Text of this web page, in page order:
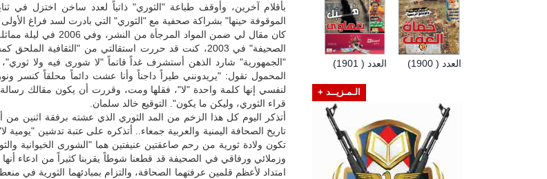
بأقلام آخرين، وأوقف طباعة "الثوري" ذاتياً لعدد ساخن اختزل في
الموقوفة حينها" بشراكة صحفية مع "الثوري" التي بادرت لسد فراغ
كان مقال لي ضمن المواد
الصحيفة" في 2003، كنت قد حررت استقالتي من "الثقافية
"الجمهورية" شارد الذهن أستشرف غداً قاتماً "لا شورى فيه ولا
المحمول تقول: "يريدونني طيراً داجناً وأنا عشت دائماً محلقاً كنسر
لنفسي إنها كلمة واحدة "لا"، فقلها ومت، وقررت أن يكون مقالك
قراء الثوري، وليكن ما يكون". التوقيع خالد سلمان.
أتذكر اليوم كل هذا الزخم من المد الثوري الذي عشته برفقة اثنين
تاريخ الصحافة اليمنية والعربية جمعاء.. أتذكره على عتبة تدشين "يومية
تكون ولادة ثورية من رحم صاعقتين عنيفتين هما "الشورى الخيوانية
وزملائي ورفاقي في الصحيفة قد قطعنا شوطاً يقربنا كثيراً من ادعاء
امتداد لأعظم قلمين عرفتهما الصحافة، والتزام بمبادئهما الثورية في
العدد ( 1901) العدد ( 1900)
الـمـزيــد +